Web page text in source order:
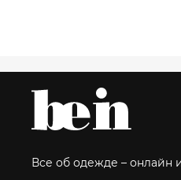
Все об одежде – онлайн